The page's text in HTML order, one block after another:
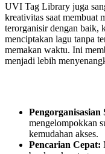
UVI Tag Library juga
kreativitas saat membuat
terorganisir dengan baik,
menciptakan lagu tanpa
memakan waktu. Ini
menjadi lebih
Pengorganisasian
mengelompokkan
kemudahan akses.
Pencarian Cepat: